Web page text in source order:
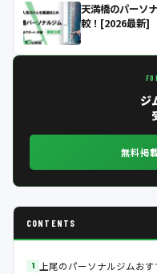
天満橋のパーソ
較！[2026最新]
ジ
無料掲
CONTENTS
上尾のパーソナルジムお